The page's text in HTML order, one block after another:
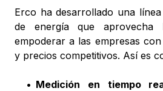
Erco ha desarrollado una
de energía que aprovecha
empoderar a las empresas
y precios competitivos. Así es
• Medición en tiempo